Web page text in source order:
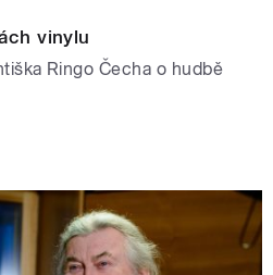
vinylu
Ringo Čecha o hudbě